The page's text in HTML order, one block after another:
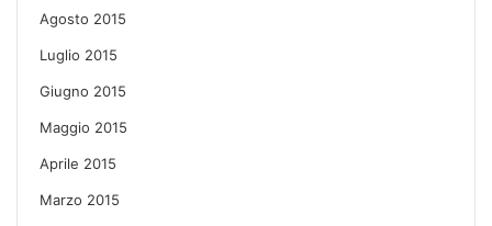
Agosto 2015
Luglio 2015
Giugno 2015
Maggio 2015
Aprile 2015
Marzo 2015